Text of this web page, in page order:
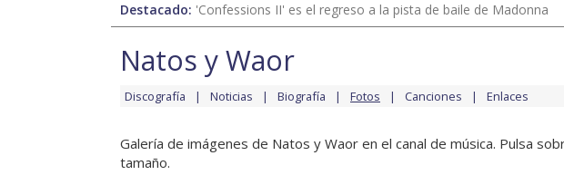
Destacado: 'Confessions II' es el regreso a la pista de baile de Madonna
Natos y Waor
Discografía Noticias Biografía Fotos Canciones Enlaces
Galería de imágenes de Natos y Waor en el canal de música. Pulsa
tamaño.